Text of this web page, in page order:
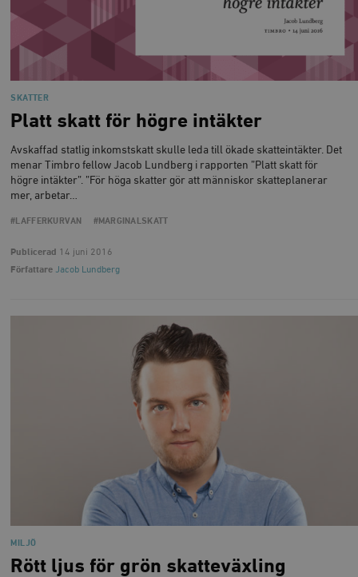
SKATTER
Platt skatt för högre intäkter
Avskaffad statlig inkomstskatt skulle leda till ökade skatteintäkter. Det
menar Timbro fellow Jacob Lundberg i rapporten ”Platt skatt för
högre intäkter”. ”För höga skatter gör att människor skatteplanerar
mer, arbetar…
#LAFFERKURVAN #MARGINALSKATT
Publicerad 14 juni 2016
Författare Jacob Lundberg
MILJÖ
Rött ljus för grön skatteväxling